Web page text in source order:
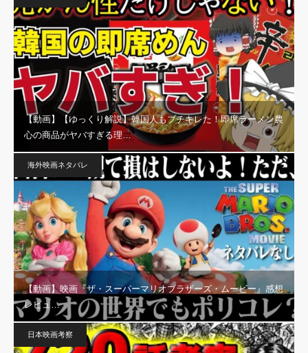
【動画】【ゆっくり解説】韓国人もブチキレた！即席ラーメン農
心の商品がヤバすぎる理…
海外映画ネタバレ
【動画】映画『ザ・スーパーマリオブラザーズ・ムービー』感想
レビュ…
日本映画考察